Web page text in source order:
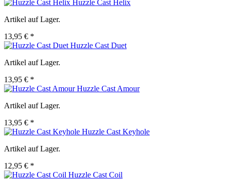
Huzzle Cast Helix
Artikel auf Lager.
13,95 € *
Huzzle Cast Duet
Artikel auf Lager.
13,95 € *
Huzzle Cast Amour
Artikel auf Lager.
13,95 € *
Huzzle Cast Keyhole
Artikel auf Lager.
12,95 € *
Huzzle Cast Coil